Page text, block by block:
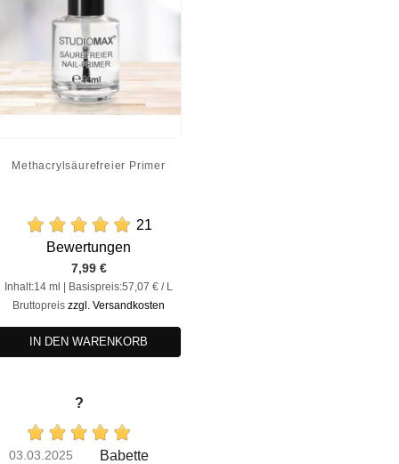
Methacrylsäurefreier Primer
21
Bewertungen
Preis
7,99 €
Inhalt:14 ml | Basispreis:57,07 € / L
Bruttopreis zzgl. Versandkosten
IN DEN WARENKORB
?
03.03.2025 Babette